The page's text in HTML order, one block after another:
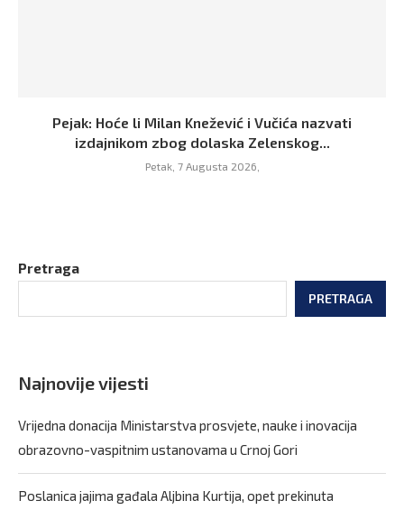
Pejak: Hoće li Milan Knežević i Vučića nazvati
izdajnikom zbog dolaska Zelenskog...
Petak, 7 Augusta 2026,
Pretraga
PRETRAGA
Najnovije vijesti
Vrijedna donacija Ministarstva prosvjete, nauke i inovacija
obrazovno-vaspitnim ustanovama u Crnoj Gori
Poslanica jajima gađala Aljbina Kurtija, opet prekinuta